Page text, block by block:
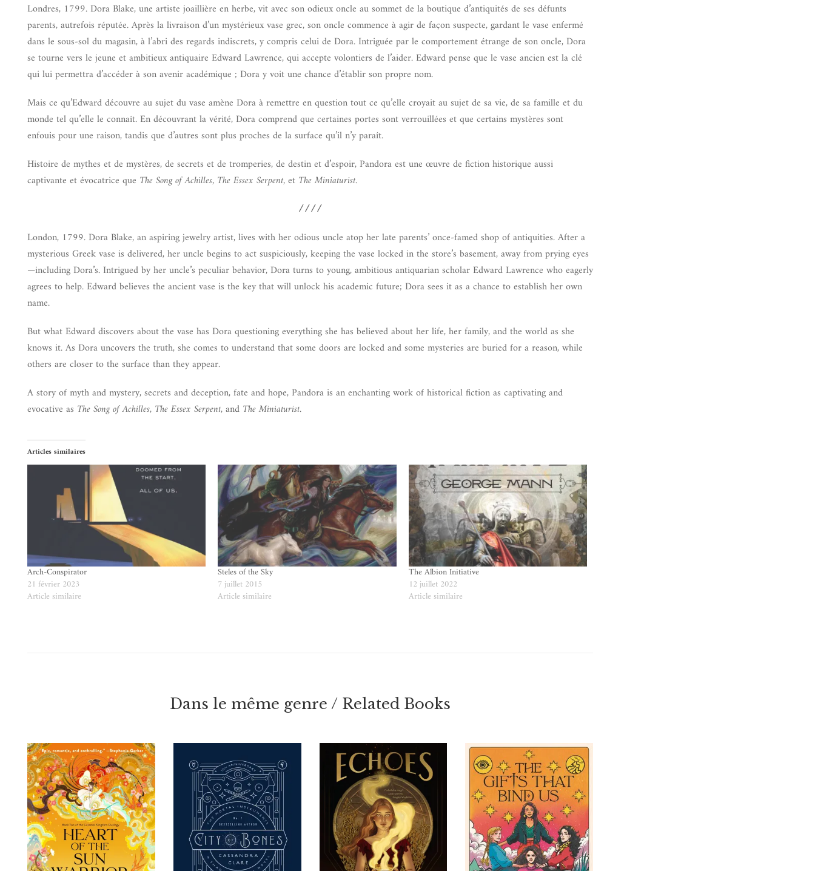
Londres, 1799. Dora Blake, une artiste joaillière en herbe, vit avec son odieux oncle au sommet de la boutique d’antiquités de ses défunts
parents, autrefois réputée. Après la livraison d’un mystérieux vase grec, son oncle commence à agir de façon suspecte, gardant le vase enfermé
dans le sous-sol du magasin, à l’abri des regards indiscrets, y compris celui de Dora. Intriguée par le comportement étrange de son oncle, Dora
se tourne vers le jeune et ambitieux antiquaire Edward Lawrence, qui accepte volontiers de l’aider. Edward pense que le vase ancien est la clé
qui lui permettra d’accéder à son avenir académique ; Dora y voit une chance d’établir son propre nom.
Mais ce qu’Edward découvre au sujet du vase amène Dora à remettre en question tout ce qu’elle croyait au sujet de sa vie, de sa famille et du
monde tel qu’elle le connaît. En découvrant la vérité, Dora comprend que certaines portes sont verrouillées et que certains mystères sont
enfouis pour une raison, tandis que d’autres sont plus proches de la surface qu’il n’y paraît.
Histoire de mythes et de mystères, de secrets et de tromperies, de destin et d’espoir, Pandora est une œuvre de fiction historique aussi
captivante et évocatrice que The Song of Achilles, The Essex Serpent,et The Miniaturist.
////
London, 1799. Dora Blake, an aspiring jewelry artist, lives with her odious uncle atop her late parents’ once-famed shop of antiquities. After a
mysterious Greek vase is delivered, her uncle begins to act suspiciously, keeping the vase locked in the store’s basement, away from prying eyes
—including Dora’s. Intrigued by her uncle’s peculiar behavior, Dora turns to young, ambitious antiquarian scholar Edward Lawrence who eagerly
agrees to help. Edward believes the ancient vase is the key that will unlock his academic future; Dora sees it as a chance to establish her own
name.
But what Edward discovers about the vase has Dora questioning everything she has believed about her life, her family, and the world as she
knows it. As Dora uncovers the truth, she comes to understand that some doors are locked and some mysteries are buried for a reason, while
others are closer to the surface than they appear.
A story of myth and mystery, secrets and deception, fate and hope, Pandora is an enchanting work of historical fiction as captivating and
evocative as The Song of Achilles, The Essex Serpent,and The Miniaturist.
Articles similaires
Arch-Conspirator
21 février 2023
Article similaire
Steles of the Sky
7 juillet 2015
Article similaire
The Albion Initiative
12 juillet 2022
Article similaire
Dans le même genre / Related Books